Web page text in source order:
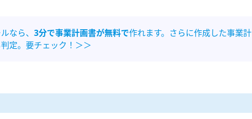
なら、 3分で事業計画書が無料で作れます。さらに作成した事業計
定。要チェック！＞＞